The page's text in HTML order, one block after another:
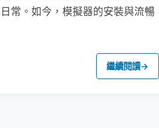
常。如今，模擬器的安裝與流暢
繼續閱讀→